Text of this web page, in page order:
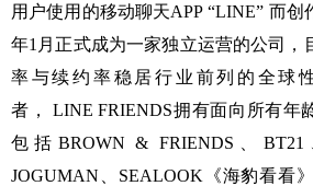
用户使用的移动聊天APP “LINE” 而创
年1月正式成为一家独立运营的公司，
率与续约率稳居行业前列的全球
者， LINE FRIENDS拥有面向所有年
包括BROWN & FRIENDS、BT21
JOGUMAN、SEALOOK《海豹看看